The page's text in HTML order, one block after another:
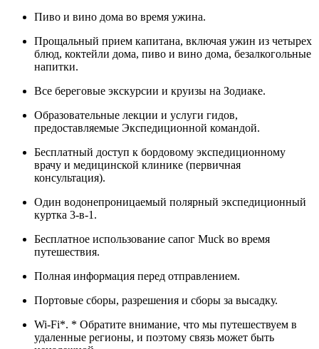
Пиво и вино дома во время ужина.
Прощальный прием капитана, включая ужин из четырех
блюд, коктейли дома, пиво и вино дома, безалкогольные
напитки.
Все береговые экскурсии и круизы на Зодиаке.
Образовательные лекции и услуги гидов,
предоставляемые Экспедиционной командой.
Бесплатный доступ к бордовому экспедиционному
врачу и медицинской клинике (первичная
консультация).
Один водонепроницаемый полярный экспедиционный
куртка 3-в-1.
Бесплатное использование сапог Muck во время
путешествия.
Полная информация перед отправлением.
Портовые сборы, разрешения и сборы за высадку.
Wi-Fi*. * Обратите внимание, что мы путешествуем в
удаленные регионы, и поэтому связь может быть